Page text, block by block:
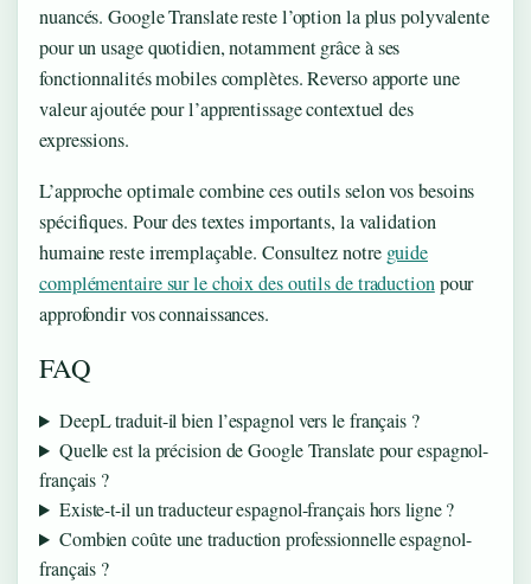
nuancés. Google Translate reste l’option la plus polyvalente
pour un usage quotidien, notamment grâce à ses
fonctionnalités mobiles complètes. Reverso apporte une
valeur ajoutée pour l’apprentissage contextuel des
expressions.
L’approche optimale combine ces outils selon vos besoins
spécifiques. Pour des textes importants, la validation
humaine reste irremplaçable. Consultez notre guide
complémentaire sur le choix des outils de traductionpour
approfondir vos connaissances.
FAQ
DeepL traduit-il bien l’espagnol vers le français ?
Quelle est la précision de Google Translate pour espagnol-
français ?
Existe-t-il un traducteur espagnol-français hors ligne ?
Combien coûte une traduction professionnelle espagnol-
français ?